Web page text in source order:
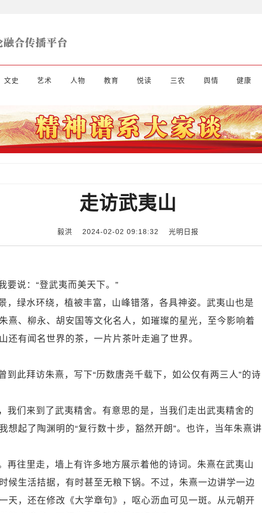
文史 艺术 人物 教育 悦读 三农 舆情 健康
走访武夷山
毅洪 2024-02-02 09:18:32 光明日报
要说：“登武夷而美天下。”
，绿水环绕，植被丰富，山峰错落，各具神姿。武夷山也是
熹、柳永、胡安国等文化名人，如璀璨的星光，至今影响着
还有闻名世界的茶，一片片茶叶走遍了世界。
到此拜访朱熹，写下“历数唐尧千载下，如公仅有两三人”的诗
我们来到了武夷精舍。有意思的是，当我们走出武夷精舍的
想起了陶渊明的“复行数十步，豁然开朗”。也许，当年朱熹讲
再往里走，墙上有许多地方展示着他的诗词。朱熹在武夷山
候生活拮据，有时甚至无粮下锅。不过，朱熹一边讲学一边
天，还在修改《大学章句》，呕心沥血可见一斑。从元朝开